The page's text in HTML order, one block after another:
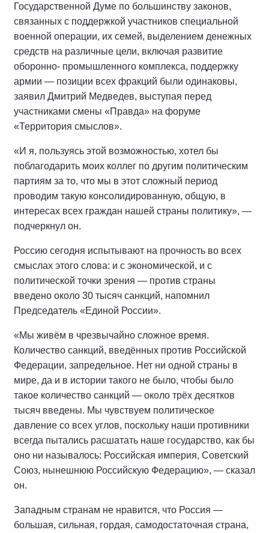
Государственной Думе по большинству законов,
связанных с поддержкой участников специальной
военной операции, их семей, выделением денежных
средств на различные цели, включая развитие
оборонно- промышленного комплекса, поддержку
армии — позиции всех фракций были одинаковы,
заявил Дмитрий Медведев, выступая перед
участниками смены «Правда» на форуме
«Территория смыслов».
«И я, пользуясь этой возможностью, хотел бы
поблагодарить моих коллег по другим политическим
партиям за то, что мы в этот сложный период
проводим такую консолидированную, общую, в
интересах всех граждан нашей страны политику», —
подчеркнул он.
Россию сегодня испытывают на прочность во всех
смыслах этого слова: и с экономической, и с
политической точки зрения — против страны
введено около 30 тысяч санкций, напомнил
Председатель «Единой России».
«Мы живём в чрезвычайно сложное время.
Количество санкций, введённых против Российской
Федерации, запредельное. Нет ни одной страны в
мире, да и в истории такого не было, чтобы было
такое количество санкций — около трёх десятков
тысяч введены. Мы чувствуем политическое
давление со всех углов, поскольку наши противники
всегда пытались расшатать наше государство, как бы
оно ни называлось: Российская империя, Советский
Союз, нынешнюю Российскую Федерацию», — сказал
он.
Западным странам не нравится, что Россия —
большая, сильная, гордая, самодостаточная страна,